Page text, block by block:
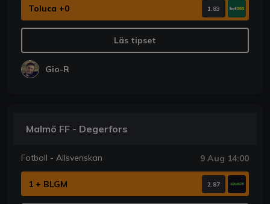
Toluca +0 1.83
Läs tipset
Gio-R
Malmö FF - Degerfors
Fotboll - Allsvenskan 9 Aug 14:00
1 + BLGM 2.87